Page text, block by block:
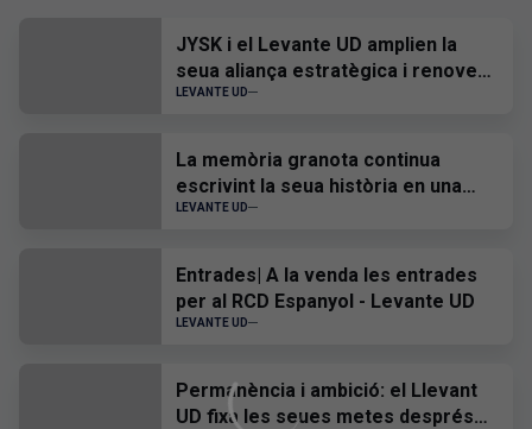
JYSK i el Levante UD amplien la
seua aliança estratègica i renoven
el seu patrocini fins a 2028
LEVANTE UD
La memòria granota continua
escrivint la seua història en una
nova actualització del Museu
LEVANTE UD
Entrades| A la venda les entrades
per al RCD Espanyol - Levante UD
LEVANTE UD
Permanència i ambició: el Llevant
UD fixa les seues metes després